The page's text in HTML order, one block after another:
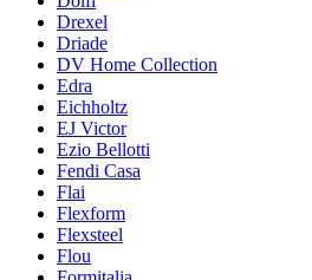
Drexel
Driade
DV Home Collection
Edra
Eichholtz
EJ Victor
Ezio Bellotti
Fendi Casa
Flai
Flexform
Flexsteel
Flou